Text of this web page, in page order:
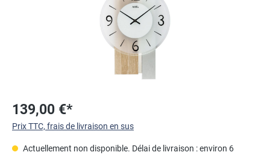
139,00 €*
Prix TTC, frais de livraison en sus
Actuellement non disponible. Délai de livraison : environ 6